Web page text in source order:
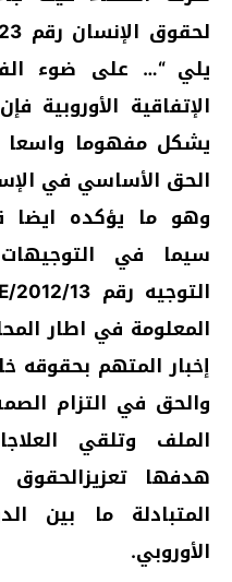
الإتفاقية الأوروبية
يشكل مفهوما واسعا
الحق الأساسي في
وهو ما يؤكده ايضا
سيما في
المعلومة في اطار
إخبار المتهم بحقوقه
والحق في التزام
الملف وتلقي
هدفها
المتبادلة ما بين
الأوروبي.